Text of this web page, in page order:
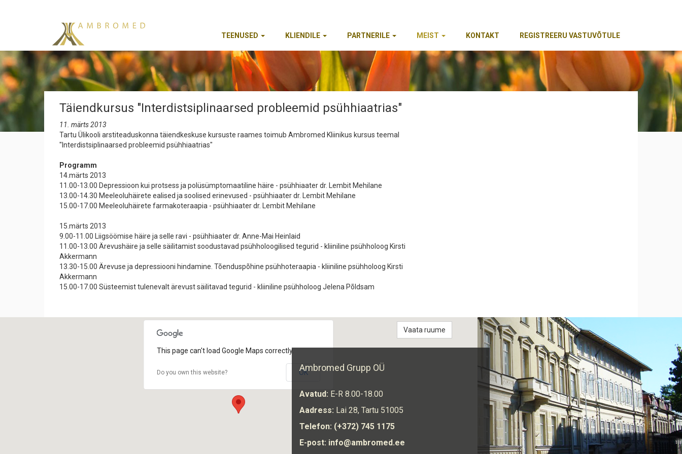
TEENUSED KLIENDILE PARTNERILE MEIST KONTAKT REGISTREERU VASTUVÕTULE
Täiendkursus "Interdistsiplinaarsed probleemid psühhiaatrias"
11. märts 2013
Tartu Ülikooli arstiteaduskonna täiendkeskuse kursuste raames toimub Ambromed Kliinikus kursus teemal
"Interdistsiplinaarsed probleemid psühhiaatrias"
Programm
14.märts 2013
11.00-13.00 Depressioon kui protsess ja polüsümptomaatiline häire - psühhiaater dr. Lembit Mehilane
13.00-14.30 Meeleoluhäirete ealised ja soolised erinevused - psühhiaater dr. Lembit Mehilane
15.00-17.00 Meeleoluhäirete farmakoteraapia - psühhiaater dr. Lembit Mehilane
15.märts 2013
9.00-11.00 Liigsöömise häire ja selle ravi - psühhiaater dr. Anne-Mai Heinlaid
11.00-13.00 Ärevushäire ja selle säilitamist soodustavad psühholoogilised tegurid - kliiniline psühholoog Kirsti
Akkermann
13.30-15.00 Ärevuse ja depressiooni hindamine. Tõenduspõhine psühhoteraapia - kliiniline psühholoog Kirsti
Akkermann
15.00-17.00 Süsteemist tulenevalt ärevust säilitavad tegurid - kliiniline psühholoog Jelena Põldsam
Ambromed Grupp OÜ
Avatud: E-R 8.00-18.00
Aadress: Lai 28, Tartu 51005
Telefon: (+372) 745 1175
E-post: info@ambromed.ee
This page can't load Google Maps correctly.
Do you own this website? OK
Vaata ruume